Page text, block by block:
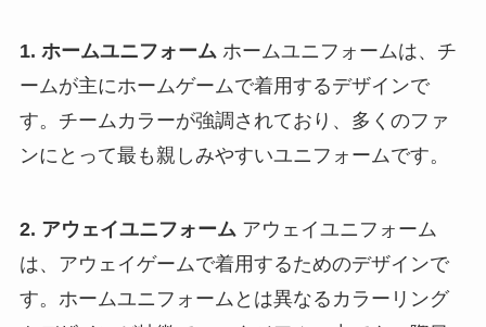
1. ホームユニフォーム ホームユニフォームは、チ
ームが主にホームゲームで着用するデザインで
す。チームカラーが強調されており、多くのファ
ンにとって最も親しみやすいユニフォームです。
2. アウェイユニフォーム アウェイユニフォーム
は、アウェイゲームで着用するためのデザインで
す。ホームユニフォームとは異なるカラーリング